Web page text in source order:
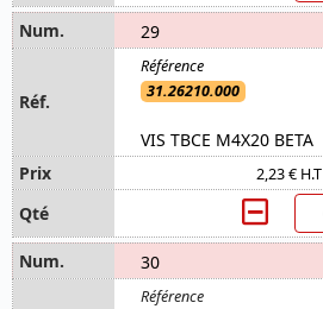
29
31.26210.000
VIS TBCE M4X20 BETA
2,23 € H.T
30